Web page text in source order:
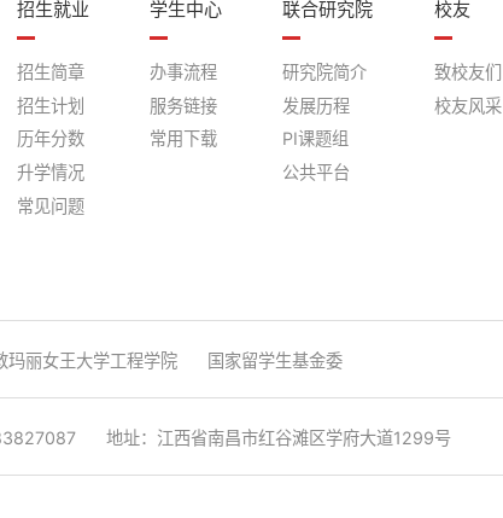
招生就业
招生简章
招生计划
历年分数
升学情况
常见问题
学生中心
办事流程
服务链接
常用下载
联合研究院
研究院简介
发展历程
PI课题组
公共平台
校友
致校友们
校友风采
玛丽女王大学工程学院 国家留学生基金委
地址：江西省南昌市红谷滩区学府大道1299号